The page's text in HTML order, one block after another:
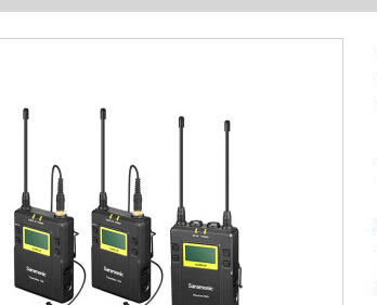
线のミニハチのvlogUwMi 9を引きます。